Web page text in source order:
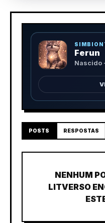
Ferun
Nascido
POSTS RESPOSTAS
NENHUM
LITVERSO